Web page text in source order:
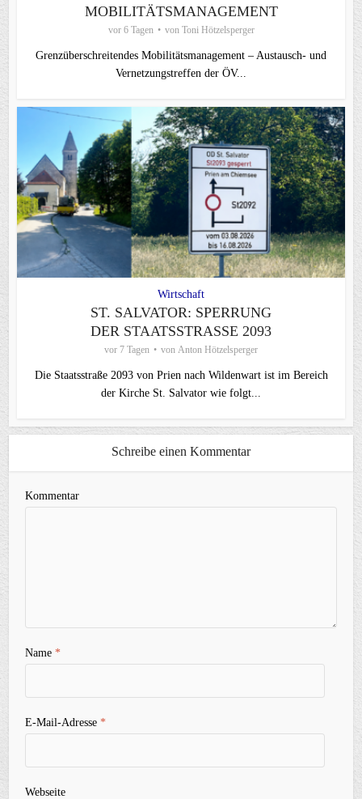
MOBILITÄTSMANAGEMENT
vor 6 Tagen von Toni Hötzelsperger
Grenzüberschreitendes Mobilitätsmanagement – Austausch- und
Vernetzungstreffen der ÖV...
Wirtschaft
ST. SALVATOR: SPERRUNG
DER STAATSSTRASSE 2093
vor 7 Tagen von Anton Hötzelsperger
Die Staatsstraße 2093 von Prien nach Wildenwart ist im Bereich
der Kirche St. Salvator wie folgt...
Schreibe einen Kommentar
Kommentar
Name*
E-Mail-Adresse*
Webseite